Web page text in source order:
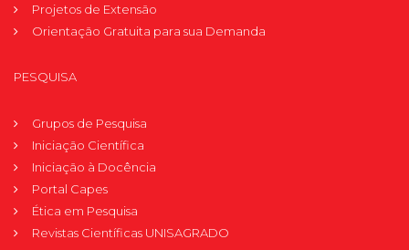
Projetos de Extensão
Orientação Gratuita para sua Demanda
PESQUISA
Grupos de Pesquisa
Iniciação Científica
Iniciação à Docência
Portal Capes
Ética em Pesquisa
Revistas Científicas UNISAGRADO